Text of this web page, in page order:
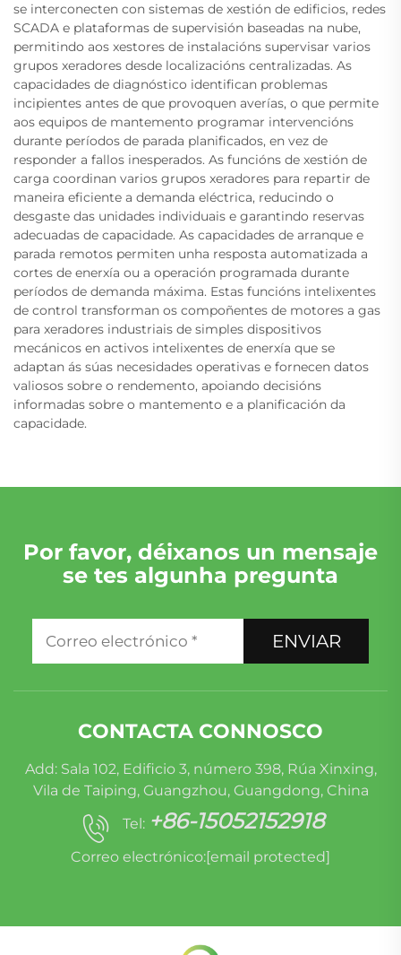
se interconecten con sistemas de xestión de edificios, redes
SCADA e plataformas de supervisión baseadas na nube,
permitindo aos xestores de instalacións supervisar varios
grupos xeradores desde localizacións centralizadas. As
capacidades de diagnóstico identifican problemas
incipientes antes de que provoquen averías, o que permite
aos equipos de mantemento programar intervencións
durante períodos de parada planificados, en vez de
responder a fallos inesperados. As funcións de xestión de
carga coordinan varios grupos xeradores para repartir de
maneira eficiente a demanda eléctrica, reducindo o
desgaste das unidades individuais e garantindo reservas
adecuadas de capacidade. As capacidades de arranque e
parada remotos permiten unha resposta automatizada a
cortes de enerxía ou a operación programada durante
períodos de demanda máxima. Estas funcións intelixentes
de control transforman os compoñentes de motores a gas
para xeradores industriais de simples dispositivos
mecánicos en activos intelixentes de enerxía que se
adaptan ás súas necesidades operativas e fornecen datos
valiosos sobre o rendemento, apoiando decisións
informadas sobre o mantemento e a planificación da
capacidade.
Por favor, déixanos un mensaje
se tes algunha pregunta
ENVIAR
CONTACTA CONNOSCO
Add: Sala 102, Edificio 3, número 398, Rúa Xinxing,
Vila de Taiping, Guangzhou, Guangdong, China
Tel: +86-15052152918
Correo electrónico:[email protected]